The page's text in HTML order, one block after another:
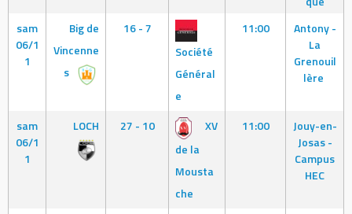
sam
06/1
1
Big de
Vincenne
s
16 - 7
Société
Général
e
11:00
Antony -
La
Grenouil
lère
sam
06/1
1
LOCH 27 - 10
XV
de la
Mousta
che
11:00
Jouy-en-
Josas -
Campus
HEC